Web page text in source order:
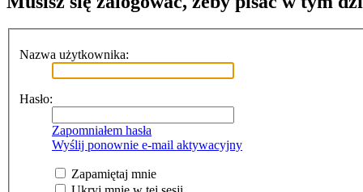
Nazwa użytkownika:
Hasło:
Zapomniałem hasła
Wyślij ponownie e-mail aktywacyjny
Zapamiętaj mnie